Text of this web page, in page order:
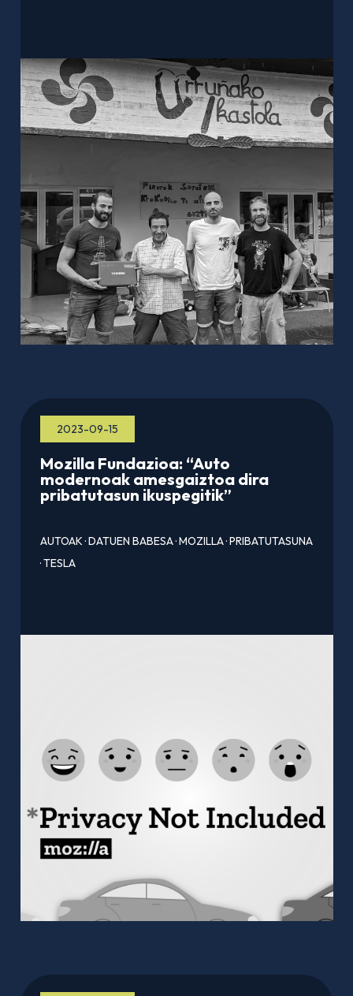
2023-09-15
Mozilla Fundazioa: “Auto
modernoak amesgaiztoa dira
pribatutasun ikuspegitik”
AUTOAK·DATUEN BABESA·MOZILLA·PRIBATUTASUNA
·TESLA